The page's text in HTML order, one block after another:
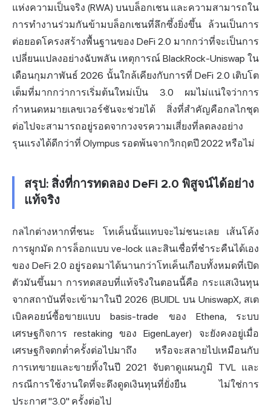
แห่งความเป็นจริง (RWA) บนบล็อกเชน และความสามารถใน
การทำงานร่วมกันข้ามบล็อกเชนที่ลึกซึ้งยิ่งขึ้น ล้วนเป็นการ
ต่อยอดโครงสร้างพื้นฐานของ DeFi 2.0 มากกว่าที่จะเป็นการ
เปลี่ยนแปลงอย่างฉับพลัน เหตุการณ์ BlackRock-Uniswap ใน
เดือนกุมภาพันธ์ 2026 นั้นใกล้เคียงกับการที่ DeFi 2.0 เติบโต
เต็มที่มากกว่าการเริ่มต้นใหม่เป็น 3.0 ผมไม่แน่ใจว่าการ
กำหนดหมายเลขเวอร์ชันจะช่วยได้ สิ่งที่สำคัญคือกลไกชุด
ต่อไปจะสามารถอยู่รอดจากวงจรความเสี่ยงที่ลดลงอย่าง
รุนแรงได้ดีกว่าที่ Olympus รอดพ้นจากวิกฤตปี 2022 หรือไม่
สรุป: สิ่งที่การทดลอง DeFi 2.0 พิสูจน์ได้อย่าง
แท้จริง
กลไกต่างหากที่ชนะ โทเค็นนั้นแทบจะไม่ชนะเลย เส้นโค้ง
การผูกมัด การล็อกแบบ ve-lock และสินเชื่อที่ชำระคืนได้เอง
ของ DeFi 2.0 อยู่รอดมาได้นานกว่าโทเค็นเกือบทั้งหมดที่เปิด
ตัวมันขึ้นมา การทดสอบที่แท้จริงในตอนนี้คือ กระแสเงินทุน
จากสถาบันที่จะเข้ามาในปี 2026 (BUIDL บน UniswapX, สเต
เบิลคอยน์ซื้อขายแบบ basis-trade ของ Ethena, ระบบ
เศรษฐกิจการ restaking ของ EigenLayer) จะยังคงอยู่เมื่อ
เศรษฐกิจตกต่ำครั้งต่อไปมาถึง หรือจะสลายไปเหมือนกับ
การเทขายและขายทิ้งในปี 2021 จับตาดูแผนภูมิ TVL และ
กรณีการใช้งานใดที่จะดึงดูดเงินทุนที่ยั่งยืน ไม่ใช่การ
ประกาศ "3.0" ครั้งต่อไป